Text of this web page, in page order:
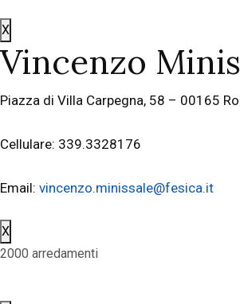
X
Vincenzo
Piazza di Villa Carpegna, 58 – 00165
Cellulare: 339.3328176
Email: vincenzo.minissale@fesica.it
X
2000 arredamenti